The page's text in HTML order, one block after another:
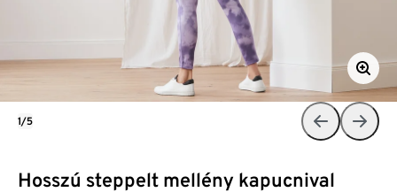
Hosszú steppelt mellény kapucnival
1/5